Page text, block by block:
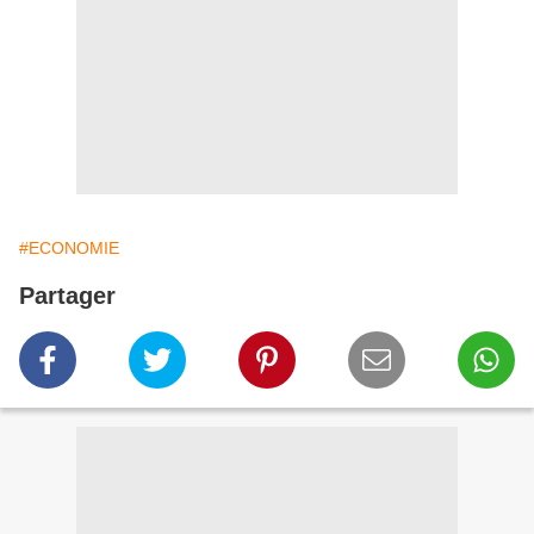
#ECONOMIE
Partager